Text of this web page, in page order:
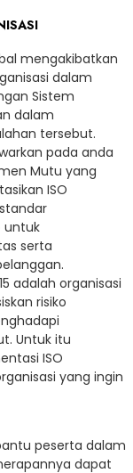
mengakibatkan
dalam
Sistem
dalam
tersebut.
pada anda
Mutu yang
ISO
standar
untuk
serta
adalah organisasi
risiko
Untuk itu
ISO
yang ingin
peserta dalam
dapat